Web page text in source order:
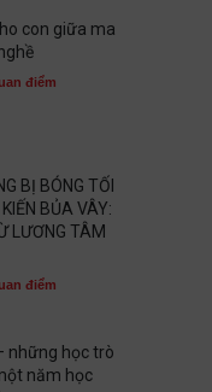
con giữa ma
điểm
BỊ BÓNG TỐI
BỦA VÂY:
LƯƠNG TÂM
điểm
những học trò
năm học